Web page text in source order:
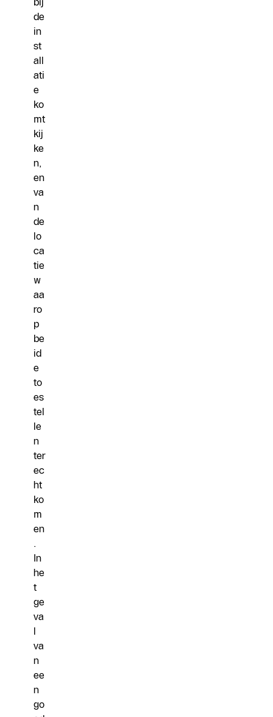
de
in
st
all
ati
e
ko
mt
kij
ke
n,
en
va
n
de
lo
ca
tie
w
aa
ro
p
be
id
e
to
es
tel
le
n
ter
ec
ht
ko
m
en
.
In
he
t
ge
va
l
va
n
ee
n
go